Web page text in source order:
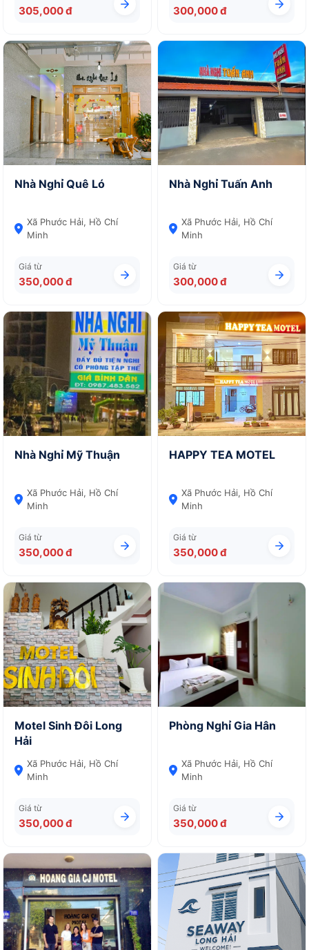
305,000 đ 300,000 đ
Nhà Nghỉ Quê Ló
Xã Phước Hải, Hồ Chí
Minh
Giá từ
350,000 đ
Nhà Nghỉ Tuấn Anh
Xã Phước Hải, Hồ Chí
Minh
Giá từ
300,000 đ
Nhà Nghỉ Mỹ Thuận
Xã Phước Hải, Hồ Chí
Minh
Giá từ
350,000 đ
HAPPY TEA MOTEL
Xã Phước Hải, Hồ Chí
Minh
Giá từ
350,000 đ
Motel Sinh Đôi Long
Hải
Xã Phước Hải, Hồ Chí
Minh
Giá từ
350,000 đ
Phòng Nghỉ Gia Hân
Xã Phước Hải, Hồ Chí
Minh
Giá từ
350,000 đ